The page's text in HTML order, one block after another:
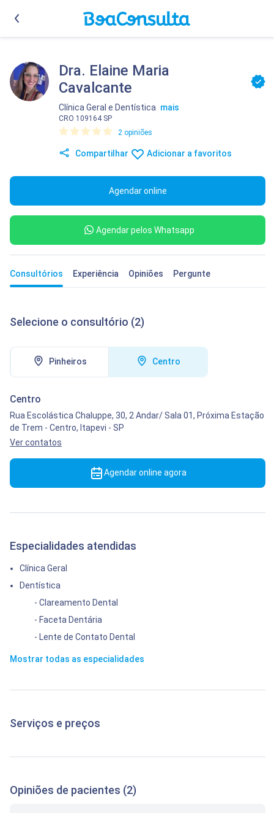
Dra. Elaine Maria
Cavalcante
Clínica Geral e Dentística mais
CRO 109164 SP
2 opiniões
Compartilhar Adicionar a favoritos
Agendar online
Agendar pelos Whatsapp
Consultórios Experiência Opiniões Pergunte
Selecione o consultório (2)
Pinheiros Centro
Centro
Rua Escolástica Chaluppe, 30, 2 Andar/ Sala 01, Próxima Estação
de Trem - Centro, Itapevi - SP
Ver contatos
Agendar online agora
Especialidades atendidas
Clínica Geral
Dentística
- Clareamento Dental
- Faceta Dentária
- Lente de Contato Dental
Mostrar todas as especialidades
Serviços e preços
Opiniões de pacientes (2)